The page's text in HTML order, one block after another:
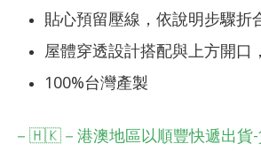
貼心預留壓線，依說明步驟折
屋體穿透設計搭配與上方開口
100%台灣產製
－🇭🇰－港澳地區以順豐快遞出貨-